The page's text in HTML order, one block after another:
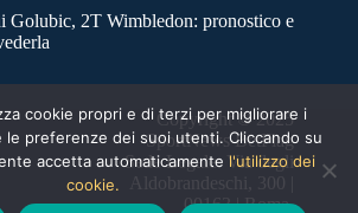
Golubic, 2T Wimbledon: pronostico e
Copyright © 2025
SportNews BetFlag
Sede Legale: Via degli
Aldobrandeschi, 300 |
00163 | Roma
cookie propri e di terzi per migliorare i
le preferenze dei suoi utenti. Cliccando su
accetta automaticamente l'utilizzo dei
cookie.